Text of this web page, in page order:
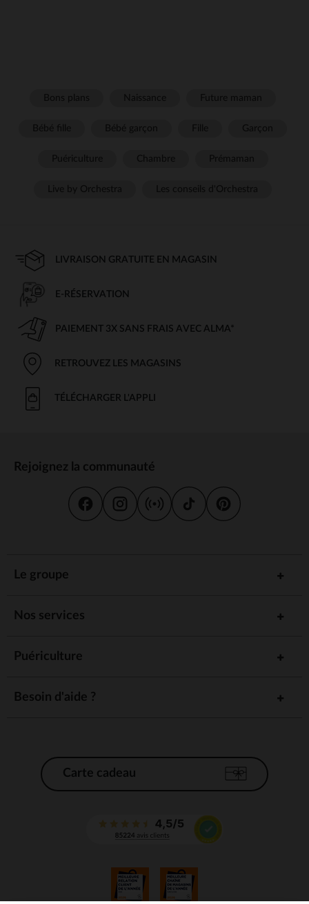
LIVRAISON GRATUITE EN MAGASIN
E-RÉSERVATION
PAIEMENT 3X SANS FRAIS AVEC ALMA*
RETROUVEZ LES MAGASINS
TÉLÉCHARGER L'APPLI
Rejoignez la communauté
Le groupe
Nos services
Puériculture
Besoin d'aide ?
Carte cadeau